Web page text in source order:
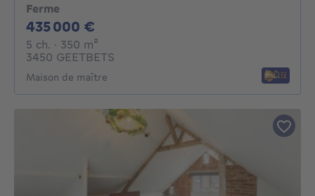
Ferme
435 000 €
5 ch. 5 chambres
· 350 m²
3450 GEETBETS
Maison de maître